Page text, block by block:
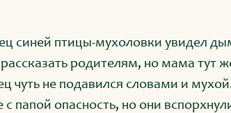
синей птицы-мухоловки увидел
родителям, но мама тут
чуть не подавился словами и
папой опасность, но они